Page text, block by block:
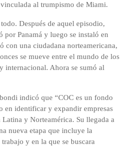
al trumpismo de Miami.
Después de aquel episodio,
por Panamá y luego se instaló en
con una ciudadana norteamericana,
se mueve entre el mundo de los
internacional. Ahora se sumó al
indicó que “COC es un fondo
en identificar y expandir empresas
y Norteamérica. Su llegada a
nueva etapa que incluye la
y en la que se buscara